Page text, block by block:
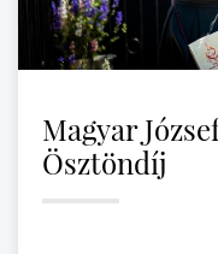
Magyar
Ösztöndíj